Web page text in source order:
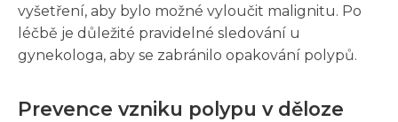
vyšetření, aby bylo možné vyloučit malignitu. Po
léčbě je důležité pravidelné sledování u
gynekologa, aby se zabránilo opakování polypů.
Prevence vzniku polypu v děloze